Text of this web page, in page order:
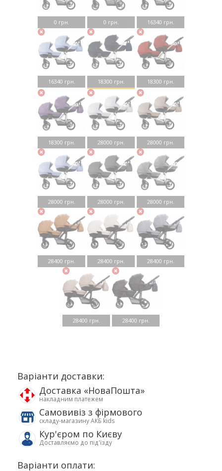
0 грн. 0 грн. 16340 грн.
16340 грн. 18300 грн. 18300 грн.
18300 грн. 28000 грн. 28000 грн.
28000 грн. 28000 грн. 28000 грн.
28400 грн. 28400 грн. 28400 грн.
28400 грн. 28400 грн.
Варіанти доставки:
Доставка «НоваПошта»
накладним платежем
Самовивіз з фірмового
складу-магазину АКБ kids
Кур'єром по Києву
Доставляємо до під'їзду
Варіанти оплати: